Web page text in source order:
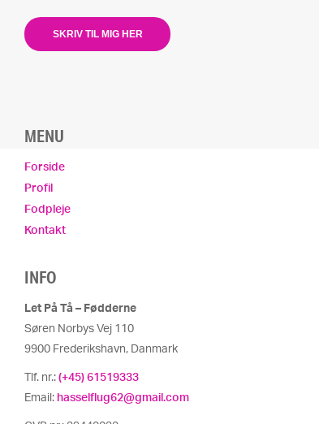
SKRIV TIL MIG HER
MENU
Forside
Profil
Fodpleje
Kontakt
INFO
Let På Tå – Fødderne
Søren Norbys Vej 110
9900 Frederikshavn, Danmark
Tlf. nr.: (+45) 61519333
Email: hasselflug62@gmail.com